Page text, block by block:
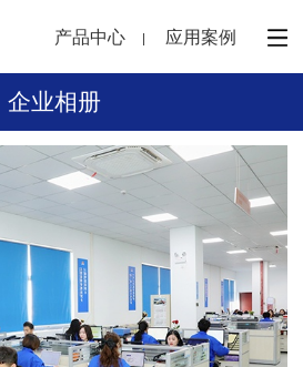
产品中心 应用案例
企业相册